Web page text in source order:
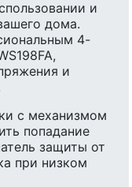
и
дома.
4-
и
с механизмом
попадание
защиты от
при низком